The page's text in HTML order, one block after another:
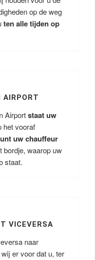
op de weg
ten alle tijden op
AIRPORT
Airportstaat uw
het vooraf
uw chauffeur
bordje, waarop uw
staat.
VICEVERSA
naar
er voor dat u, ter